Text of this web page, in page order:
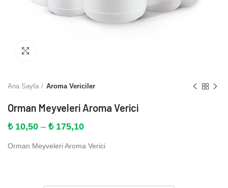
Ana Sayfa Aroma Vericiler
Orman Meyveleri Aroma Verici
₺10,50 – ₺175,10Fiyat
₺ 10,50
Orman Meyveleri Aroma Verici